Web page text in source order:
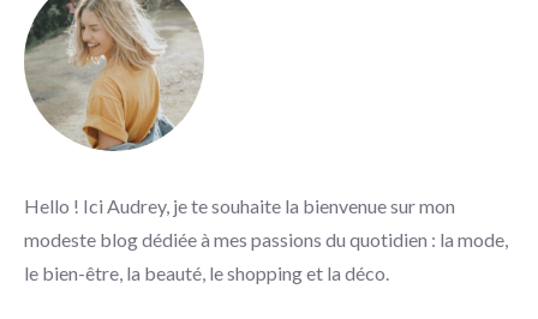
Hello ! Ici Audrey, je te souhaite la bienvenue sur mon
modeste blog dédiée à mes passions du quotidien : la mode,
le bien-être, la beauté, le shopping et la déco.